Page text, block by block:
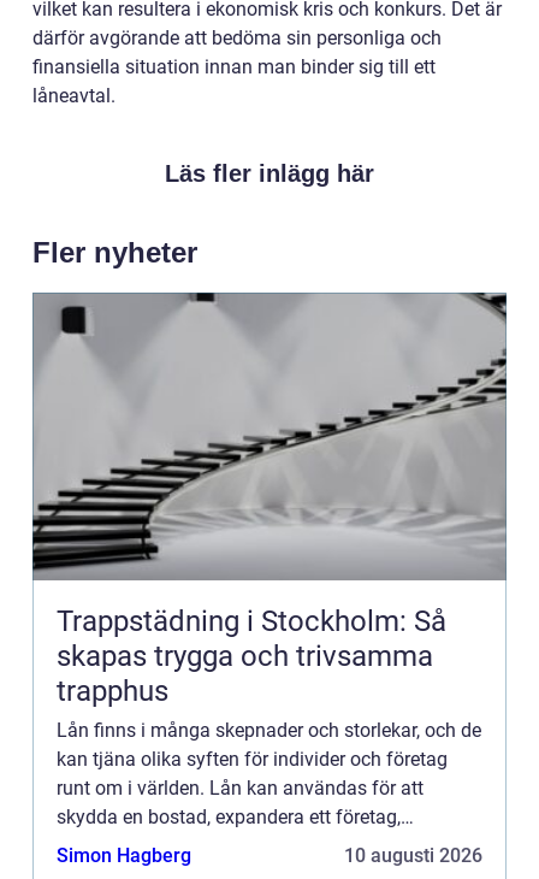
vilket kan resultera i ekonomisk kris och konkurs. Det är
därför avgörande att bedöma sin personliga och
finansiella situation innan man binder sig till ett
låneavtal.
Läs fler inlägg här
Fler nyheter
Trappstädning i Stockholm: Så
skapas trygga och trivsamma
trapphus
Lån finns i många skepnader och storlekar, och de
kan tjäna olika syften för individer och företag
runt om i världen. Lån kan användas för att
skydda en bostad, expandera ett företag,
finansiera ut...
Simon Hagberg 10 augusti 2026